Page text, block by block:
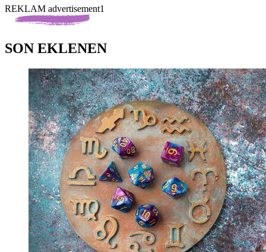
REKLAM advertisement1
SON EKLENEN